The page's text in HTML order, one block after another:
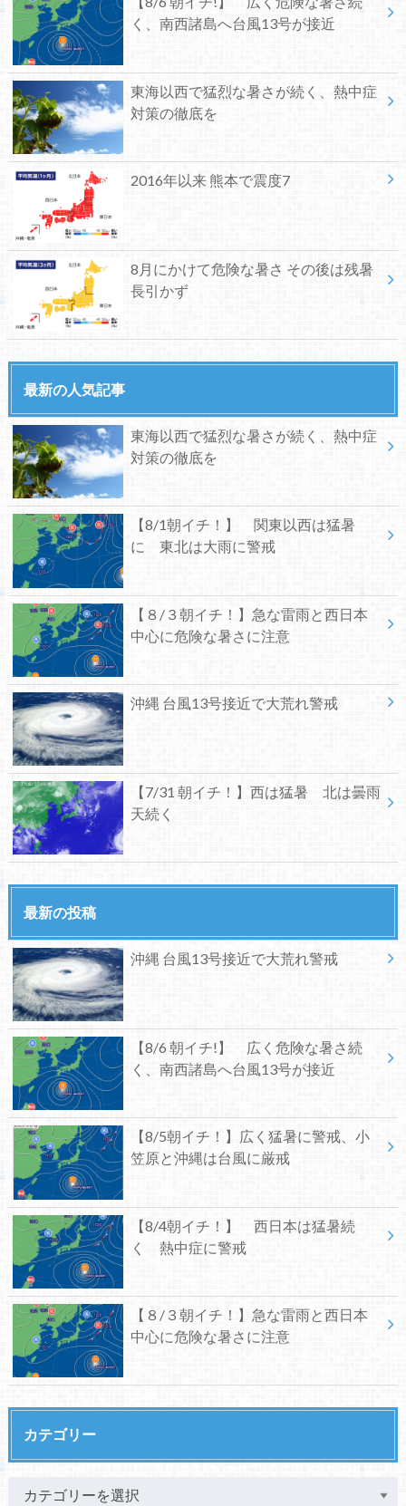
く、南西諸島へ台風13号が接近
東海以西で猛烈な暑さが続く、熱中症
対策の徹底を
2016年以来 熊本で震度7
8月にかけて危険な暑さ その後は残暑
長引かず
最新の人気記事
東海以西で猛烈な暑さが続く、熱中症
対策の徹底を
【8/1朝イチ！】 関東以西は猛暑
に 東北は大雨に警戒
【８/３朝イチ！】急な雷雨と西日本
中心に危険な暑さに注意
沖縄 台風13号接近で大荒れ警戒
【7/31 朝イチ！】西は猛暑 北は曇雨
天続く
最新の投稿
沖縄 台風13号接近で大荒れ警戒
【8/6 朝イチ!】 広く危険な暑さ続
く、南西諸島へ台風13号が接近
【8/5朝イチ！】広く猛暑に警戒、小
笠原と沖縄は台風に厳戒
【8/4朝イチ！】 西日本は猛暑続
く 熱中症に警戒
【８/３朝イチ！】急な雷雨と西日本
中心に危険な暑さに注意
カテゴリー